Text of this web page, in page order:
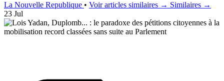
La Nouvelle Republique • Voir articles similaires → Similaires →
23 Jul